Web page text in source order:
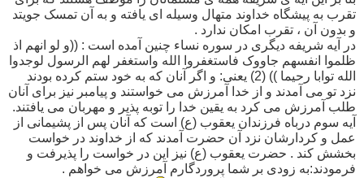
تقرب به پیشگاه خداوند متهال وسیله ای یافته و به آن تمسک جویتد
و بدون آن ، تقرب امکان ندارد .
در آیه شریفه دیگری در سوره نساء چنین آمده است : ((و لو انهم اذ
ظلموا انفسهم جاووک فاستغفروا الله واستغفر لهم الرسول لوجدوا
الله توابا رحیما )) (2) یعنی: و اگر آنان که به خود ستم کرده بودند
نزد تو می آمدند و از خدا آمرزش می خواستند و پیامبر نیز برای آنان
طلب آمرزش می کرد به یقین خدا را توبه پذیر و مهربان می یافتند.
آیه سوم درباه فرزندان یعقوب (ع) است که آنان پس از پشیمانی از
عمل و کردارشان نزد آن حضرت آمدند که از خداوند در خواست
بخشش کند . حضرت یعقوب (ع) نیز این در خواست را پذیرفت و
فرمودند:به زودی بر شما پروردگارم آمرزش می خواهم .